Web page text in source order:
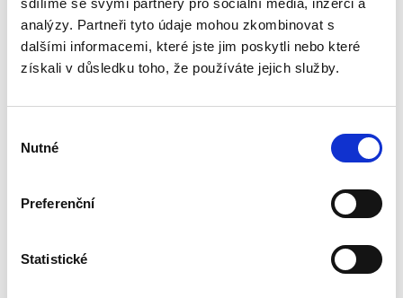
sdílíme se svými partnery pro sociální média, inzerci a
analýzy. Partneři tyto údaje mohou zkombinovat s
dalšími informacemi, které jste jim poskytli nebo které
získali v důsledku toho, že používáte jejich služby.
souhlasu
Nutné
Preferenční
Statistické
Úvod do
mezinárodního
390,00 Kč